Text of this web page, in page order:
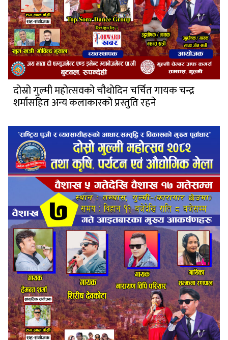
दोस्रो गुल्मी महोत्सवको चौथोदिन चर्चित गायक चन्द्र
शर्मासहित अन्य कलाकारको प्रस्तुति रहने